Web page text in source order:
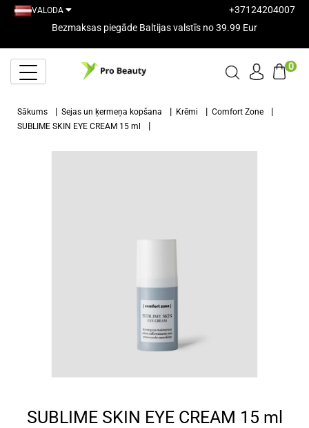
VALODA
+37124204007
Bezmaksas piegāde Baltijas valstīs no 39.99 Eur
0
Sākums Sejas un ķermeņa kopšana Krēmi
Comfort Zone
SUBLIME SKIN EYE CREAM 15 ml
SUBLIME SKIN EYE CREAM 15 ml